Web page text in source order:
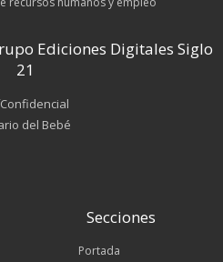
Ediciones Digitales Siglo
21
del Bebé
Secciones
Portada